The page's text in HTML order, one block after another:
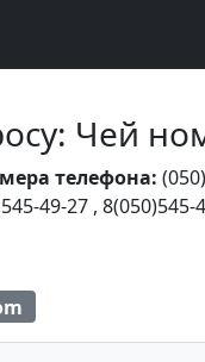
Чей
телефона:
49-27 , 8(050)545-